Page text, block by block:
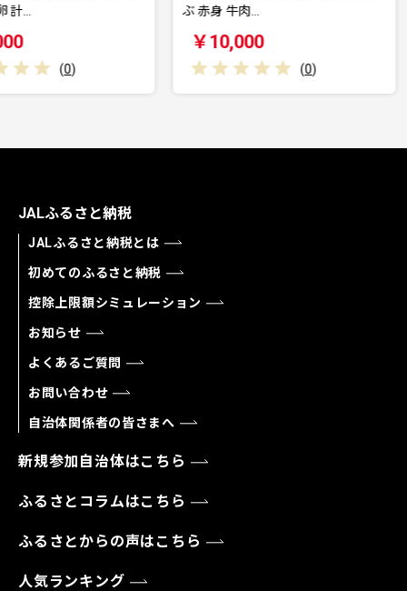
(0 )
JALふるさと納税
JALふるさと納税とは
初めてのふるさと納税
控除上限額シミュレーション
お知らせ
よくあるご質問
お問い合わせ
自治体関係者の皆さまへ
新規参加自治体はこちら
ふるさとコラムはこちら
ふるさとからの声はこちら
人気ランキング